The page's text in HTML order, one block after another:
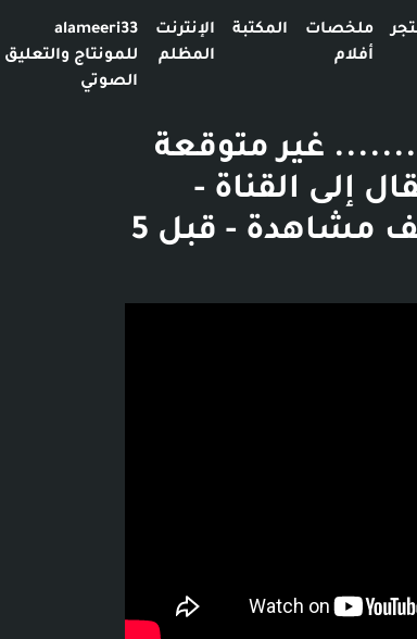
ملخصات
أفلام
المكتبة
الإنترنت
المظلم
alameeri33
للمونتاج والتعليق
الصوتي
غير متوقعة
- الانتقال إلى القناة -
حكاياتنا في فيديوهاتنا - 5.3 ألف مشاهدة - قبل 5